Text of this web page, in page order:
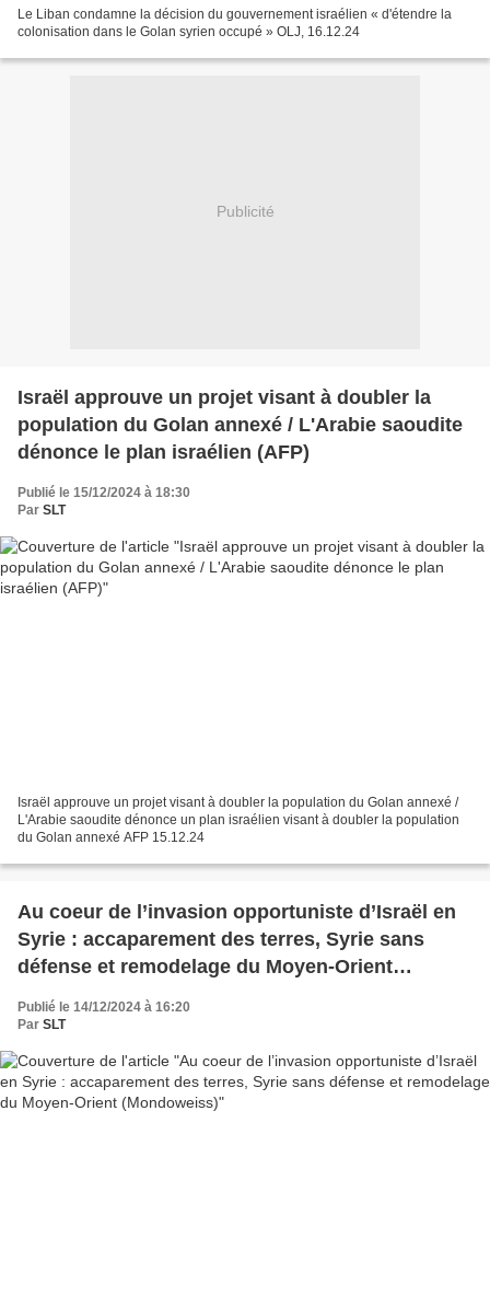
Le Liban condamne la décision du gouvernement israélien « d'étendre la
colonisation dans le Golan syrien occupé » OLJ, 16.12.24
Publicité
Israël approuve un projet visant à doubler la
population du Golan annexé / L'Arabie saoudite
dénonce le plan israélien (AFP)
Publié le 15/12/2024 à 18:30
Par SLT
Israël approuve un projet visant à doubler la population du Golan annexé /
L'Arabie saoudite dénonce un plan israélien visant à doubler la population
du Golan annexé AFP 15.12.24
Au coeur de l’invasion opportuniste d’Israël en
Syrie : accaparement des terres, Syrie sans
défense et remodelage du Moyen-Orient
(Mondoweiss)
Publié le 14/12/2024 à 16:20
Par SLT